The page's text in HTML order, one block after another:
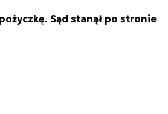
Sąd stanął po stronie